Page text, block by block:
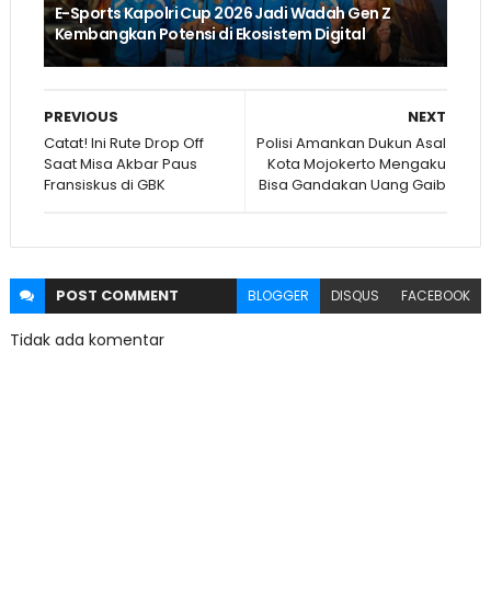
E-Sports Kapolri Cup 2026 Jadi Wadah Gen Z
Kembangkan Potensi di Ekosistem Digital
NEXT
Polisi Amankan Dukun Asal
Kota Mojokerto Mengaku
Bisa Gandakan Uang Gaib
PREVIOUS
Catat! Ini Rute Drop Off
Saat Misa Akbar Paus
Fransiskus di GBK
POST COMMENT BLOGGER DISQUS FACEBOOK
Tidak ada komentar